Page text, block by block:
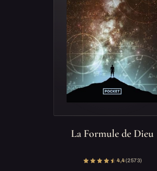
La Formule de Dieu
4,4(2 573)